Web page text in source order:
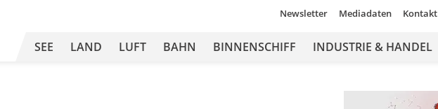
Newsletter Mediadaten Kontakt
SEE LAND LUFT BAHN BINNENSCHIFF INDUSTRIE & HANDEL